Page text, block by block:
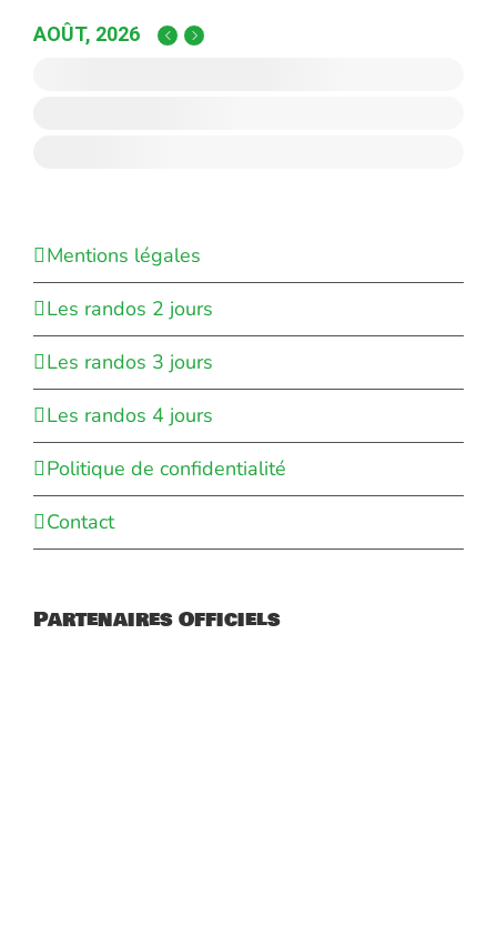
AOÛT, 2026
Mentions légales
Les randos 2 jours
Les randos 3 jours
Les randos 4 jours
Politique de confidentialité
Contact
Partenaires Officiels